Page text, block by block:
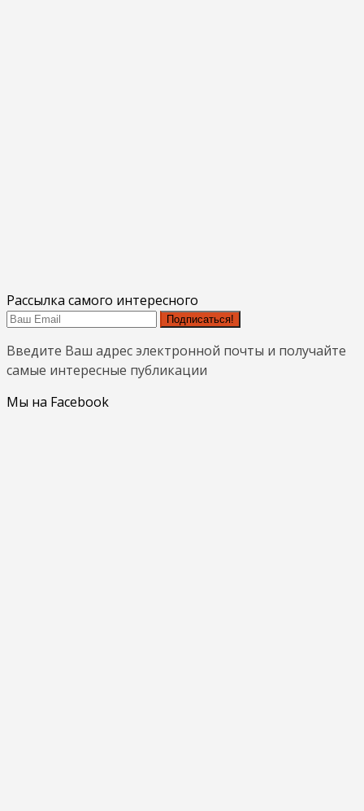
Рассылка самого интересного
Подписаться!
Введите Ваш адрес электронной почты и получайте
самые интересные публикации
Мы на Facebook